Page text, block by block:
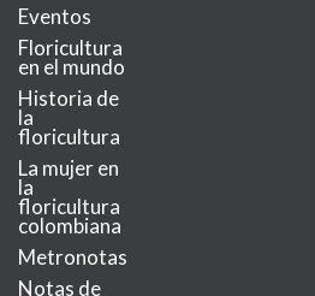
Eventos
Floricultura
en el mundo
Historia de
la
floricultura
La mujer en
la
floricultura
colombiana
Metronotas
Notas de